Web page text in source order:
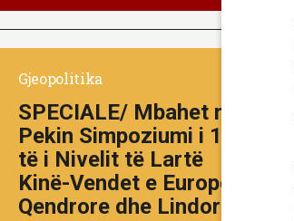
Gjeopolitika
SPECIALE/ Mbahet në
Pekin Simpoziumi i 10-
të i Nivelit të Lartë
Kinë-Vendet e Europës
Qendrore dhe Lindore